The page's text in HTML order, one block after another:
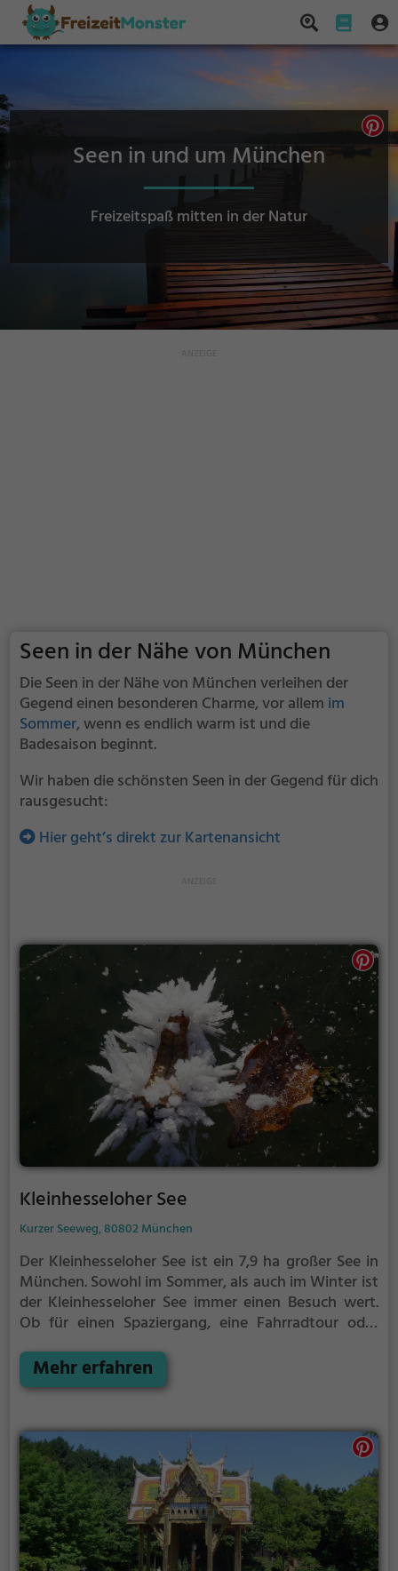
Seen in und um München
Freizeitspaß mitten in der Natur
Seen in der Nähe von München
Die Seen in der Nähe von München verleihen der
Gegend einen besonderen Charme, vor allem im
Sommer, wenn es endlich warm ist und die
Badesaison beginnt.
Wir haben die schönsten Seen in der Gegend für dich
rausgesucht:
Hier geht’s direkt zur Kartenansicht
Kleinhesseloher See
Kurzer Seeweg, 80802 München
Der Kleinhesseloher See ist ein 7,9 ha großer See in
München.Sowohl im Sommer, als auch im Winter ist
der Kleinhesseloher See immer einen Besuch wert.
Ob für einen Spaziergang, eine Fahrradtour oder
Kleinhesseloher See bietet zahlreiche Möglichkeiten
für Freizeitaktivitäten.
Mehr erfahren